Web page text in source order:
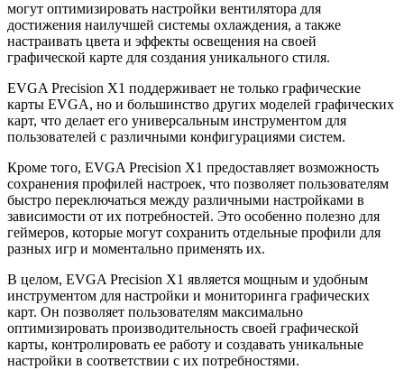
могут оптимизировать настройки вентилятора для
достижения наилучшей системы охлаждения, а также
настраивать цвета и эффекты освещения на своей
графической карте для создания уникального стиля.
EVGA Precision X1 поддерживает не только графические
карты EVGA, но и большинство других моделей графических
карт, что делает его универсальным инструментом для
пользователей с различными конфигурациями систем.
Кроме того, EVGA Precision X1 предоставляет возможность
сохранения профилей настроек, что позволяет пользователям
быстро переключаться между различными настройками в
зависимости от их потребностей. Это особенно полезно для
геймеров, которые могут сохранить отдельные профили для
разных игр и моментально применять их.
В целом, EVGA Precision X1 является мощным и удобным
инструментом для настройки и мониторинга графических
карт. Он позволяет пользователям максимально
оптимизировать производительность своей графической
карты, контролировать ее работу и создавать уникальные
настройки в соответствии с их потребностями.